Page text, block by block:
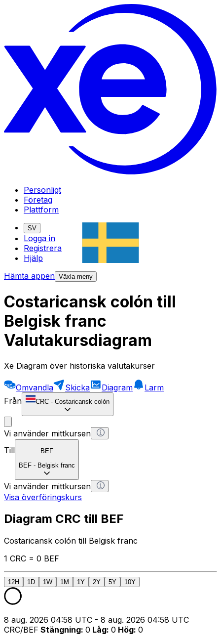
Personligt
Företag
Plattform
SV
Logga in
Registrera
Hjälp
Hämta appen Växla meny
Costaricansk colón till
Belgisk franc
Valutakursdiagram
Xe Diagram över historiska valutakurser
Omvandla Skicka Diagram
Larm
Från
CRC - Costaricansk colón
Vi använder mittkursen
Till
BEF
BEF - Belgisk franc
Vi använder mittkursen
Visa överföringskurs
Diagram CRC till BEF
Costaricansk colón till Belgisk franc
1 CRC = 0 BEF
12H 1D 1W 1M 1Y 2Y 5Y 10Y
8 aug. 2026 04:58 UTC - 8 aug. 2026 04:58 UTC
CRC/BEF Stängning: 0 Låg: 0 Hög: 0